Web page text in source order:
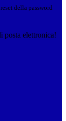
della password
posta elettronica!